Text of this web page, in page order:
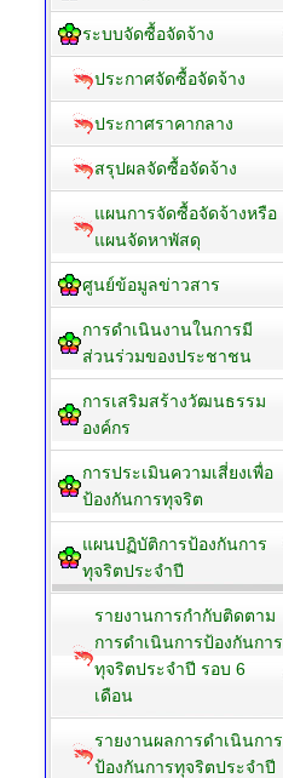
ระบบจัดซื้อจัดจ้าง
ประกาศจัดซื้อจัดจ้าง
ประกาศราคากลาง
สรุปผลจัดซื้อจัดจ้าง
แผนการจัดซื้อจัดจ้างหรือ
แผนจัดหาพัสดุ
ศูนย์ข้อมูลข่าวสาร
การดำเนินงานในการมี
ส่วนร่วมของประชาชน
การเสริมสร้างวัฒนธรรม
องค์กร
การประเมินความเสี่ยงเพื่อ
ป้องกันการทุจริต
แผนปฏิบัติการป้องกันการ
ทุจริตประจำปี
รายงานการกำกับติดตาม
การดำเนินการป้องกันการ
ทุจริตประจำปี รอบ 6
เดือน
รายงานผลการดำเนินการ
ป้องกันการทุจริตประจำปี